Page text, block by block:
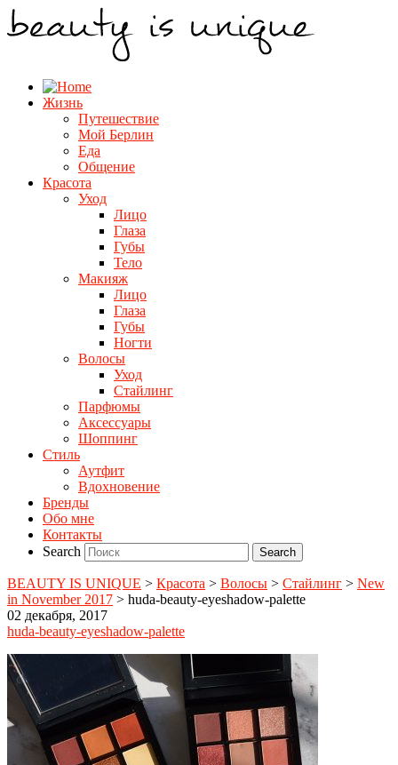
Жизнь
Путешествие
Мой Берлин
Еда
Общение
Красота
Уход
Лицо
Глаза
Губы
Тело
Макияж
Лицо
Глаза
Губы
Ногти
Волосы
Уход
Стайлинг
Парфюмы
Аксессуары
Шоппинг
Стиль
Аутфит
Вдохновение
Бренды
Обо мне
Контакты
Search
BEAUTY IS UNIQUE > Красота > Волосы > Стайлинг > New
in November 2017 > huda-beauty-eyeshadow-palette
02 декабря, 2017
huda-beauty-eyeshadow-palette